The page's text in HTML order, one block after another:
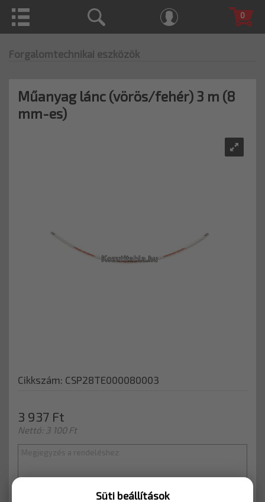
0
Forgalomtechnikai eszközök
Műanyag lánc (vörös/fehér) 3 m (8
mm-es)
Cikkszám: CSP28TE000080003
3 937 Ft
Nettó: 3 100 Ft
Süti beállítások